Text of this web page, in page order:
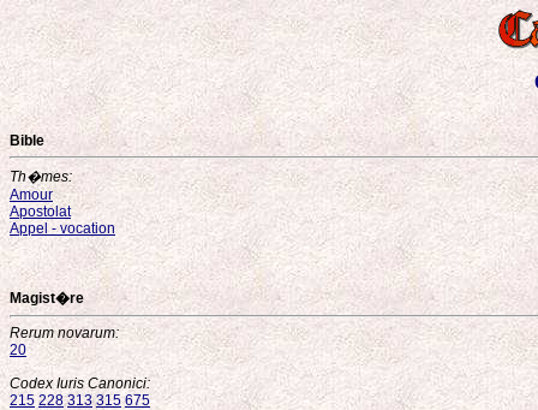
Bible
Th�mes:
Amour
Apostolat
Appel - vocation
Magist�re
Rerum novarum:
20
Codex Iuris Canonici:
215 228 313 315 675